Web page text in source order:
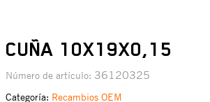
CUÑA 10X19X0,15
Número de artículo: 36120325
Categoría: Recambios OEM